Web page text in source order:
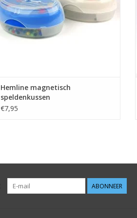
Hemline magnetisch
speldenkussen
€7,95
ABONNEER